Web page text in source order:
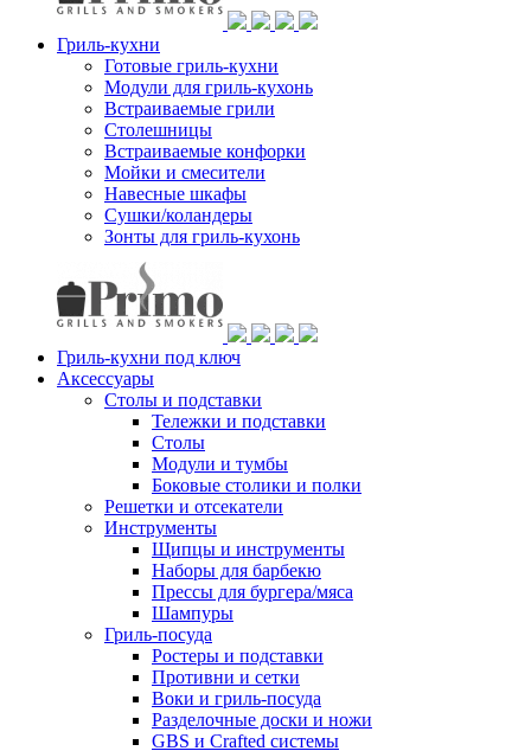
Гриль-кухни
Готовые гриль-кухни
Модули для гриль-кухонь
Встраиваемые грили
Столешницы
Встраиваемые конфорки
Мойки и смесители
Навесные шкафы
Сушки/коландеры
Зонты для гриль-кухонь
Гриль-кухни под ключ
Аксессуары
Столы и подставки
Тележки и подставки
Столы
Модули и тумбы
Боковые столики и полки
Решетки и отсекатели
Инструменты
Щипцы и инструменты
Наборы для барбекю
Прессы для бургера/мяса
Шампуры
Гриль-посуда
Ростеры и подставки
Противни и сетки
Воки и гриль-посуда
Разделочные доски и ножи
GBS и Crafted системы